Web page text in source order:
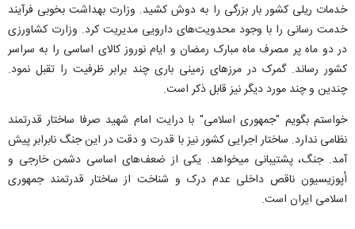
خدمات ریلی کشور بار بزرگی را به دوش کشید. وزارت بهداشت بخوبی فرآیند
خدمت رسانی را با وجود محدویت‌های دارویی مدیریت کرد. وزارت کشاورزی
در دو ماه پر مصرف ماه مبارک رمضان و ایام نوروز کالای اساسی را به سراسر
کشور رساند. گمرک در مرز‌های زمینی باری چند برابر ظرفیت را تقبل نمود.
چندین و چند مورد دیگر نیز قابل ذکر است.
خواستم بگویم "جمهوری اسلامی" با درایت امام شهید صرفا ساختار قدرتمند
نظامی ندارد. ساختار اجرایی کشور نیز با قدرت و دقت در این جنگ نابرابر پیش
آمد. جنگ، پشتیبانی میخواهد. یکی از ضعف‌های اساسی دشمن خارجی و
اُپوزیسیون ناقص داخلی عدم درک و شناخت از ساختار قدرتمند جمهوری
اسلامی ایران است.